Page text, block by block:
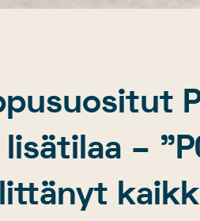
–